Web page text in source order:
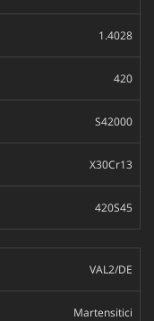
1.4028
420
S42000
X30Cr13
420S45
VAL2/DE
Martensitici